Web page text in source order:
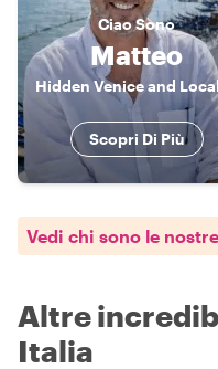
CiaoSono
Matteo
Scopri Di Più
Vedi chi sono le
Altre
Italia